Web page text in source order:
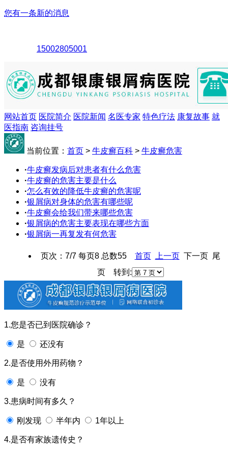
您有一条新的消息
15002805001
网站首页 医院简介 医院新闻 名医专家 特色疗法 康复故事 就
医指南 咨询挂号
当前位置： 首页 > 牛皮癣百科 > 牛皮癣危害
·牛皮癣发病后对患者有什么危害
·牛皮癣的危害主要是什么
·怎么有效的降低牛皮癣的危害呢
·银屑病对身体的危害有哪些呢
·牛皮癣会给我们带来哪些危害
·银屑病的危害主要表现在哪些方面
·银屑病一再复发有何危害
页次：7/7 每页8 总数55 首页 上一页下一页 尾
页 转到:
1.您是否已到医院确诊？
是 还没有
2.是否使用外用药物？
是 没有
3.患病时间有多久？
刚发现 半年内 1年以上
4.是否有家族遗传史？